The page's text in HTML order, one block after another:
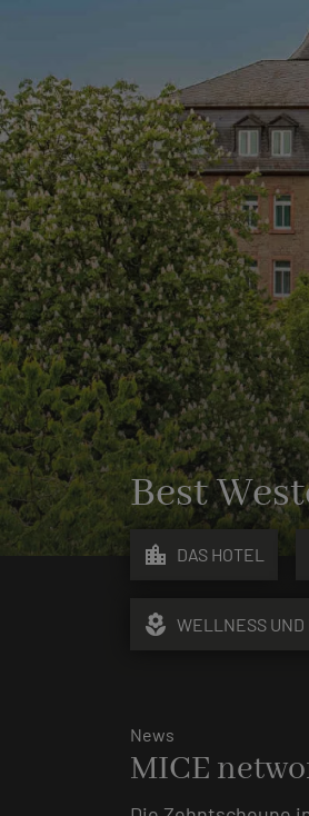
Best
location_city DAS HOTEL
local_florist WELLNESS
News
MICE